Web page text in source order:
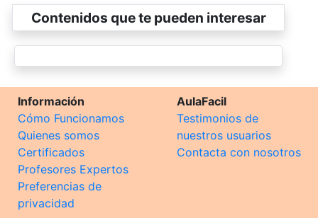
Contenidos que te pueden interesar
Información
Cómo Funcionamos
Quienes somos
Certificados
Profesores Expertos
Preferencias de
privacidad
AulaFacil
Testimonios de
nuestros usuarios
Contacta con nosotros